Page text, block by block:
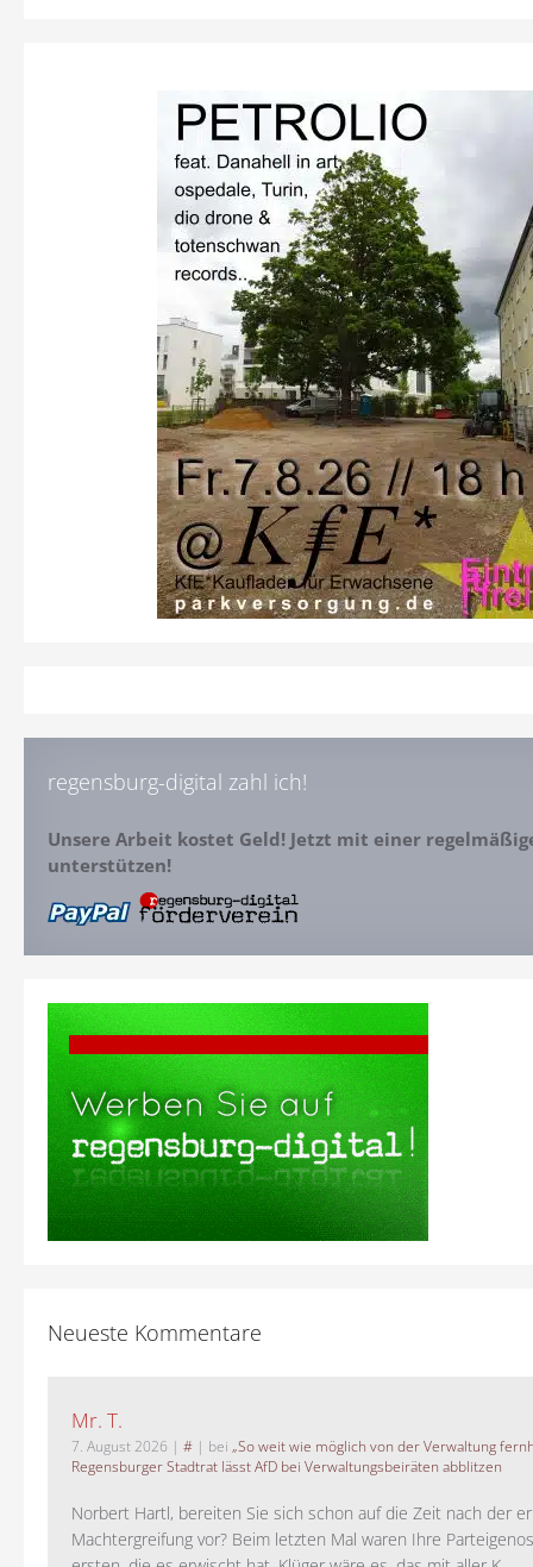
regensburg-digital zahl ich!
Unsere Arbeit kostet Geld! Jetzt mit einer
unterstützen!
Neueste Kommentare
Mr. T.
7. August 2026 | # | bei „So weit wie möglich von der Verwaltung
Regensburger Stadtrat lässt AfD bei Verwaltungsbeiräten abblitzen
Norbert Hartl, bereiten Sie sich schon auf die Zeit nach der
Machtergreifung vor? Beim letzten Mal waren Ihre